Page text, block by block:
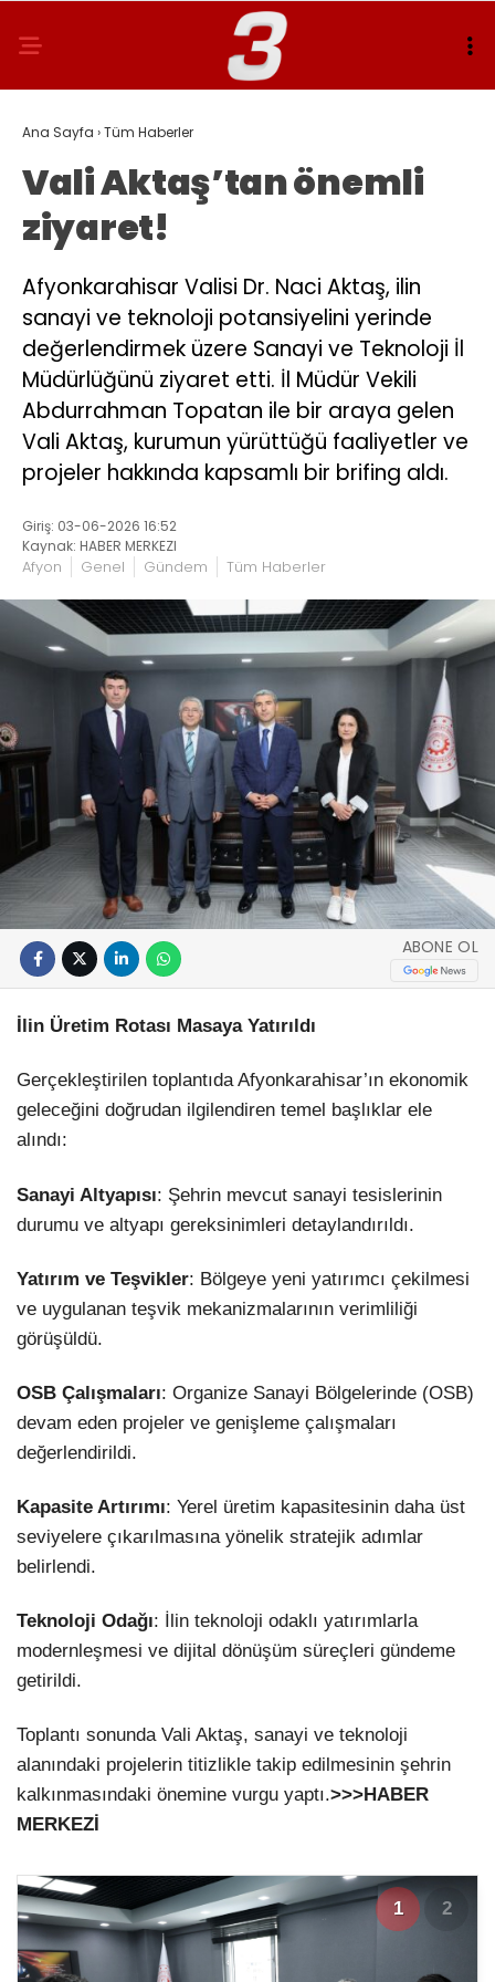
Ana Sayfa ›Tüm Haberler
Vali Aktaş’tan önemli
ziyaret!
Afyonkarahisar Valisi Dr. Naci Aktaş, ilin
sanayi ve teknoloji potansiyelini yerinde
değerlendirmek üzere Sanayi ve Teknoloji İl
Müdürlüğünü ziyaret etti. İl Müdür Vekili
Abdurrahman Topatan ile bir araya gelen
Vali Aktaş, kurumun yürüttüğü faaliyetler ve
projeler hakkında kapsamlı bir brifing aldı.
Giriş: 03-06-2026 16:52
Kaynak: HABER MERKEZI
Afyon Genel Gündem Tüm Haberler
ABONE OL
İlin Üretim Rotası Masaya Yatırıldı
Gerçekleştirilen toplantıda Afyonkarahisar’ın ekonomik
geleceğini doğrudan ilgilendiren temel başlıklar ele
alındı:
Sanayi Altyapısı: Şehrin mevcut sanayi tesislerinin
durumu ve altyapı gereksinimleri detaylandırıldı.
Yatırım ve Teşvikler: Bölgeye yeni yatırımcı çekilmesi
ve uygulanan teşvik mekanizmalarının verimliliği
görüşüldü.
OSB Çalışmaları: Organize Sanayi Bölgelerinde (OSB)
devam eden projeler ve genişleme çalışmaları
değerlendirildi.
Kapasite Artırımı: Yerel üretim kapasitesinin daha üst
seviyelere çıkarılmasına yönelik stratejik adımlar
belirlendi.
Teknoloji Odağı: İlin teknoloji odaklı yatırımlarla
modernleşmesi ve dijital dönüşüm süreçleri gündeme
getirildi.
Toplantı sonunda Vali Aktaş, sanayi ve teknoloji
alanındaki projelerin titizlikle takip edilmesinin şehrin
kalkınmasındaki önemine vurgu yaptı.>>>HABER
MERKEZİ
1 2